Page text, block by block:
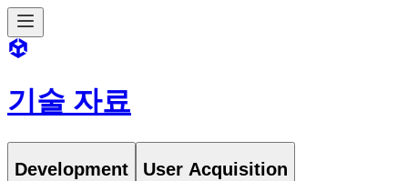
기술 자료
Development User Acquisition